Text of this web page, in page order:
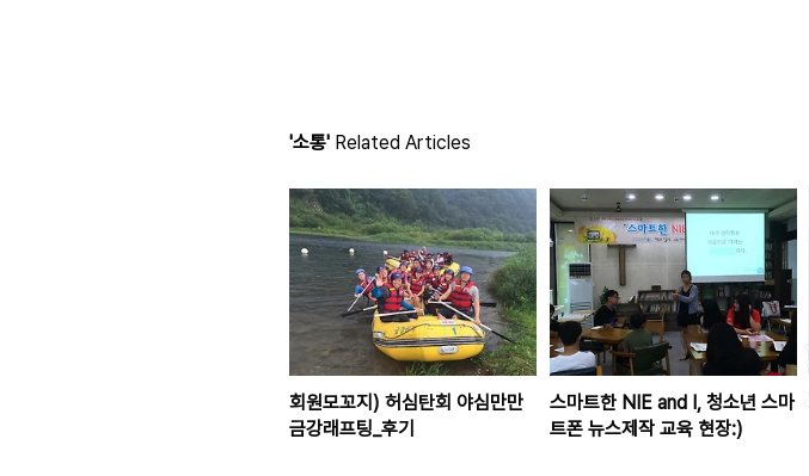
'소통' Related Articles
회원모꼬지) 허심탄회 야심만만
금강래프팅_후기
스마트한 NIE and I, 청소년 스마
트폰 뉴스제작 교육 현장:)